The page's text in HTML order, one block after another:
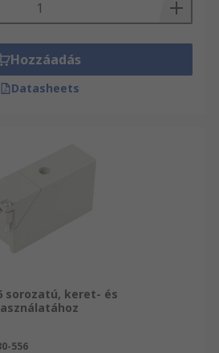
Hozzáadás
Datasheets
sorozatú, keret- és
556